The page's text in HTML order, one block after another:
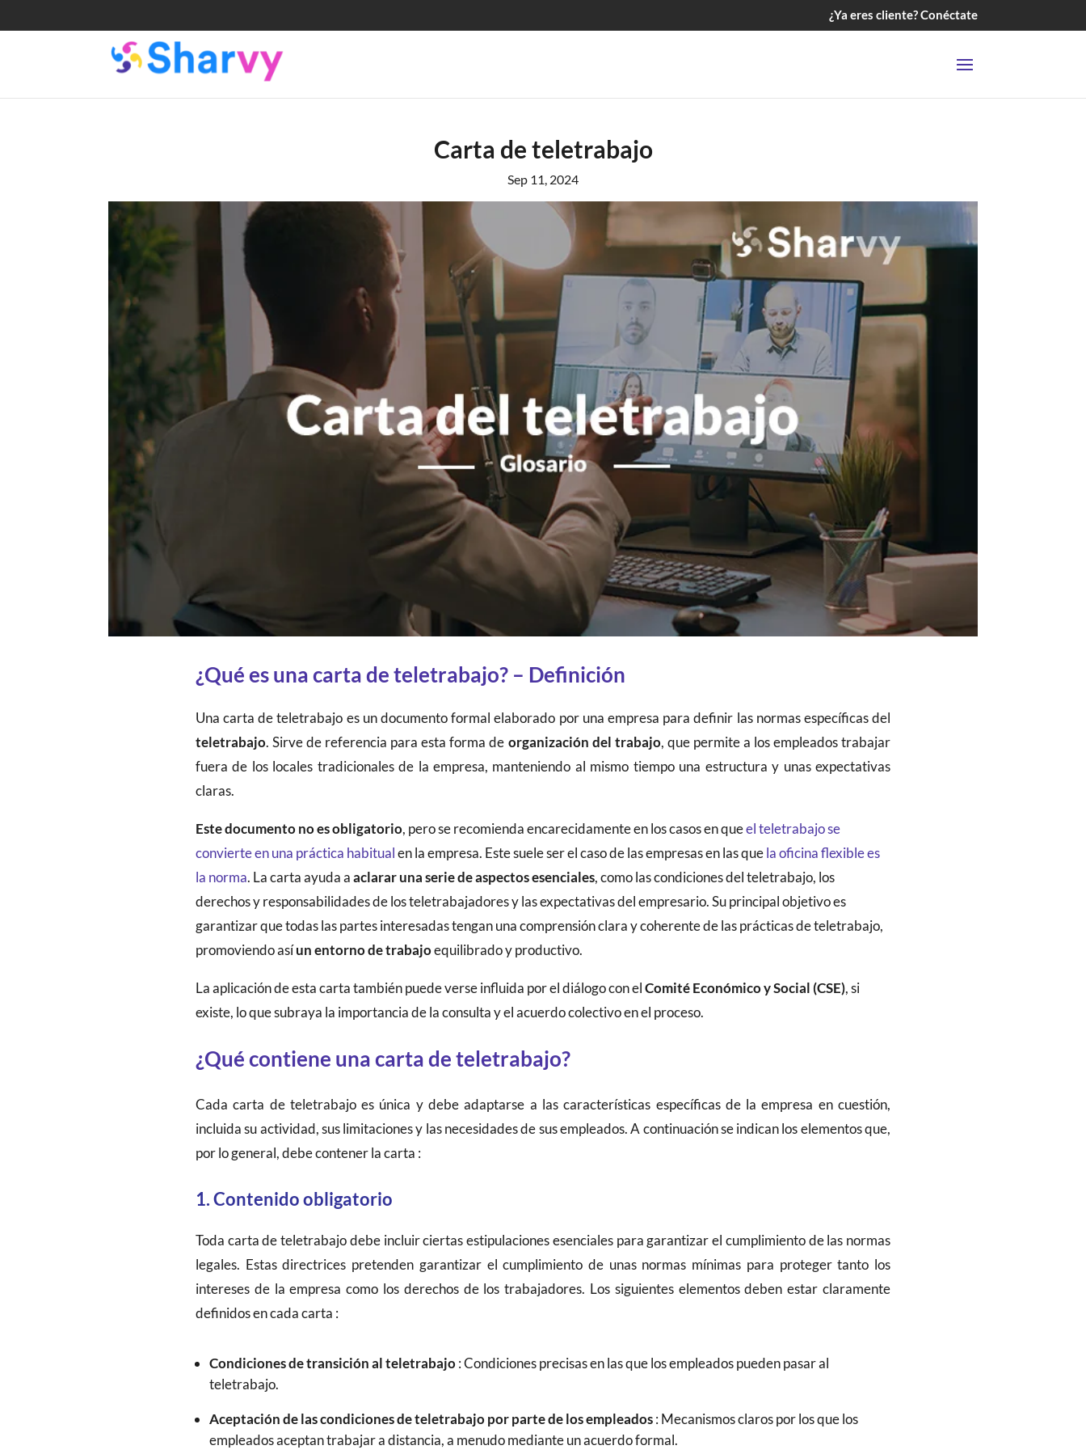
¿Ya eres cliente? Conéctate
Carta de teletrabajo
Sep 11, 2024
¿Qué es una carta de teletrabajo? – Definición
Una carta de teletrabajo es un documento formal elaborado por una empresa para definir las normas específicas del
teletrabajo. Sirve de referencia para esta forma de organización del trabajo, que permite a los empleados trabajar
fuera de los locales tradicionales de la empresa, manteniendo al mismo tiempo una estructura y unas expectativas
claras.
Este documento no es obligatorio, pero se recomienda encarecidamente en los casos en queel teletrabajo se
convierte en una práctica habitualen la empresa. Este suele ser el caso de las empresas en las quela oficina flexible es
la norma. La carta ayuda aaclarar una serie de aspectos esenciales, como las condiciones del teletrabajo, los
derechos y responsabilidades de los teletrabajadores y las expectativas del empresario. Su principal objetivo es
garantizar que todas las partes interesadas tengan una comprensión clara y coherente de las prácticas de teletrabajo,
promoviendo asíun entorno de trabajoequilibrado y productivo.
La aplicación de esta carta también puede verse influida por el diálogo con elComité Económico y Social (CSE), si
existe, lo que subraya la importancia de la consulta y el acuerdo colectivo en el proceso.
¿Qué contiene una carta de teletrabajo?
Cada carta de teletrabajo es única y debe adaptarse a las características específicas de la empresa en cuestión,
incluida su actividad, sus limitaciones y las necesidades de sus empleados. A continuación se indican los elementos que,
por lo general, debe contener la carta :
1. Contenido obligatorio
Toda carta de teletrabajo debe incluir ciertas estipulaciones esenciales para garantizar el cumplimiento de las normas
legales. Estas directrices pretenden garantizar el cumplimiento de unas normas mínimas para proteger tanto los
intereses de la empresa como los derechos de los trabajadores. Los siguientes elementos deben estar claramente
definidos en cada carta :
Condiciones de transición al teletrabajo: Condiciones precisas en las que los empleados pueden pasar al
teletrabajo.
Aceptación de las condiciones de teletrabajo por parte de los empleados: Mecanismos claros por los que los
empleados aceptan trabajar a distancia, a menudo mediante un acuerdo formal.